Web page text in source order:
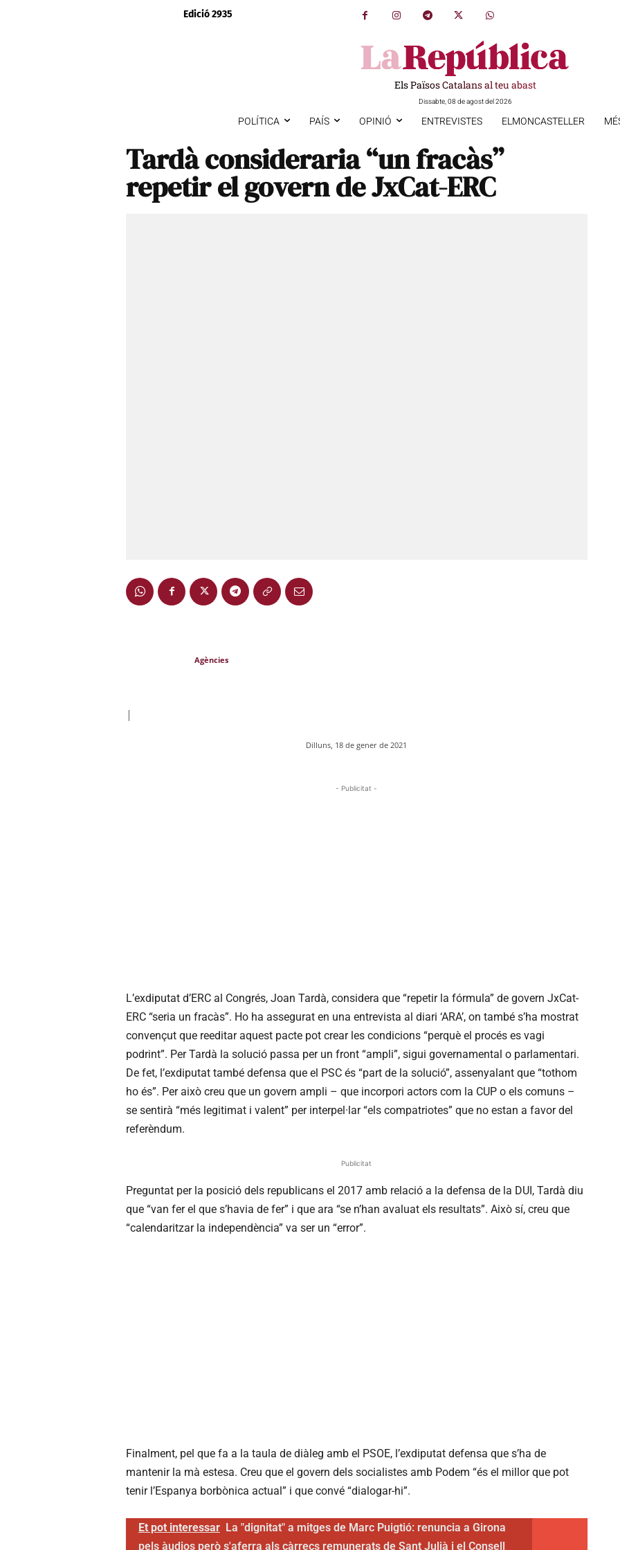
Edició 2935
Els Països Catalans al teu abast
Dissabte, 08 de agost del 2026
POLÍTICA PAÍS OPINIÓ ENTREVISTES ELMONCASTELLER
Tardà consideraria “un fracàs”
repetir el govern de JxCat-ERC
Agències
|
Dilluns, 18 de gener de 2021
- Publicitat -
L’exdiputat d’ERC al Congrés, Joan Tardà, considera que “repetir la fórmula” de govern JxCat-
ERC “seria un fracàs”. Ho ha assegurat en una entrevista al diari ‘ARA’, on també s’ha mostrat
convençut que reeditar aquest pacte pot crear les condicions “perquè el procés es vagi
podrint”. Per Tardà la solució passa per un front “ampli”, sigui governamental o parlamentari.
De fet, l’exdiputat també defensa que el PSC és “part de la solució”, assenyalant que “tothom
ho és”. Per això creu que un govern ampli – que incorpori actors com la CUP o els comuns –
se sentirà “més legitimat i valent” per interpel·lar “els compatriotes” que no estan a favor del
referèndum.
Publicitat
Preguntat per la posició dels republicans el 2017 amb relació a la defensa de la DUI, Tardà diu
que “van fer el que s’havia de fer” i que ara “se n’han avaluat els resultats”. Això sí, creu que
“calendaritzar la independència” va ser un “error”.
Finalment, pel que fa a la taula de diàleg amb el PSOE, l’exdiputat defensa que s’ha de
mantenir la mà estesa. Creu que el govern dels socialistes amb Podem “és el millor que pot
tenir l’Espanya borbònica actual” i que convé “dialogar-hi”.
Et pot interessar La "dignitat" a mitges de Marc Puigtió: renuncia a Girona
pels àudios però s'aferra als càrrecs remunerats de Sant Julià i el Consell